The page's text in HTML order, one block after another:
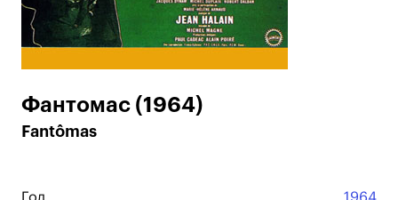
Фантомас (1964)
Fantômas